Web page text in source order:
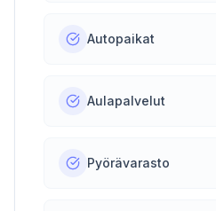
Autopaikat
Aulapalvelut
Pyörävarasto